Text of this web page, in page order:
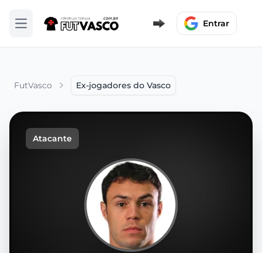
Abrir menu Entrar
FutVasco Ex-jogadores do Vasco
Atacante